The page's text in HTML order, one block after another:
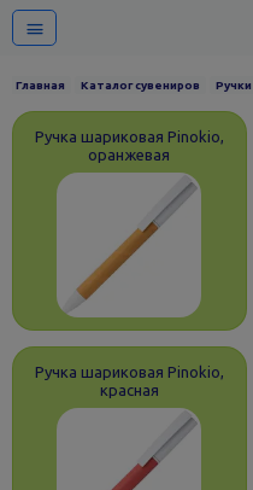
Главная Каталог сувениров
Ручка шариковая Pinokio,
оранжевая
Ручка шариковая Pinokio,
красная